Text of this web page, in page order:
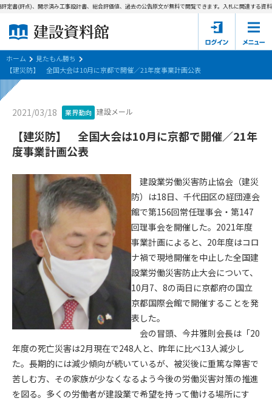
建設資料館とは
東京都の入札資料
国土交通省の入札資料
見たもん勝ち
会員登録について
サポーター会員一覧
会社概要 お問い合わせ
個人情報保護方針
会員規約
(評点)、開示済み工事設計書、総合評価値、過去の公告原文が無料で閲覧できます。入札に関連する資料→
ホーム
見たもん勝ち
【建災防】 全国大会は10月に京都で開催／21年度事業計画公表
2021/03/18 業界動向 建設メール
【建災防】 全国大会は10月に京都で開催／21年
度事業計画公表
建設業労働災害防止協会（建災
防）は18日、千代田区の経団連会
館で第156回常任理事会・第147
回理事会を開催した。2021年度
事業計画によると、20年度はコロ
ナ禍で現地開催を中止した全国建
設業労働災害防止大会について、
10月7、8の両日に京都府の国立
京都国際会館で開催することを発
表した。
会の冒頭、今井雅則会長は「20
年度の死亡災害は2月現在で248人と、昨年に比べ13人減少し
た。長期的には減少傾向が続いているが、被災後に重篤な障害で
苦しむ方、その家族が少なくなるよう今後の労働災害対策の推進
を図る。多くの労働者が建設業で希望を持って働ける場所にす
第1条（規約の目的）
会員サービスの利用条件等について定めるものです。
2. 管理者が建設資料館WEB上で随時掲載するルールは本規約の
一部を構成するものとします。
第2条（規約の変更）
本規約は、会員の了承を得ることなく、随時変更されることが
あります。変更内容は、建設資料館WEB上に表示した時点で直
ちに全ての会員が了承したものとみなします。
第4条（会員審査および資格の取り消し）
会員とは、本規約を承諾の上、所定の会員申込手続きを完了
後、管理者がこれを承認した者をいいます。
第4条（会員の定義と登録）
1. 管理者は前条により審査の結果、会員申込みをした者が以下
の何れかの項目に該当することがわかった場合、その者の会
員としての権限を承認しないことがあります。